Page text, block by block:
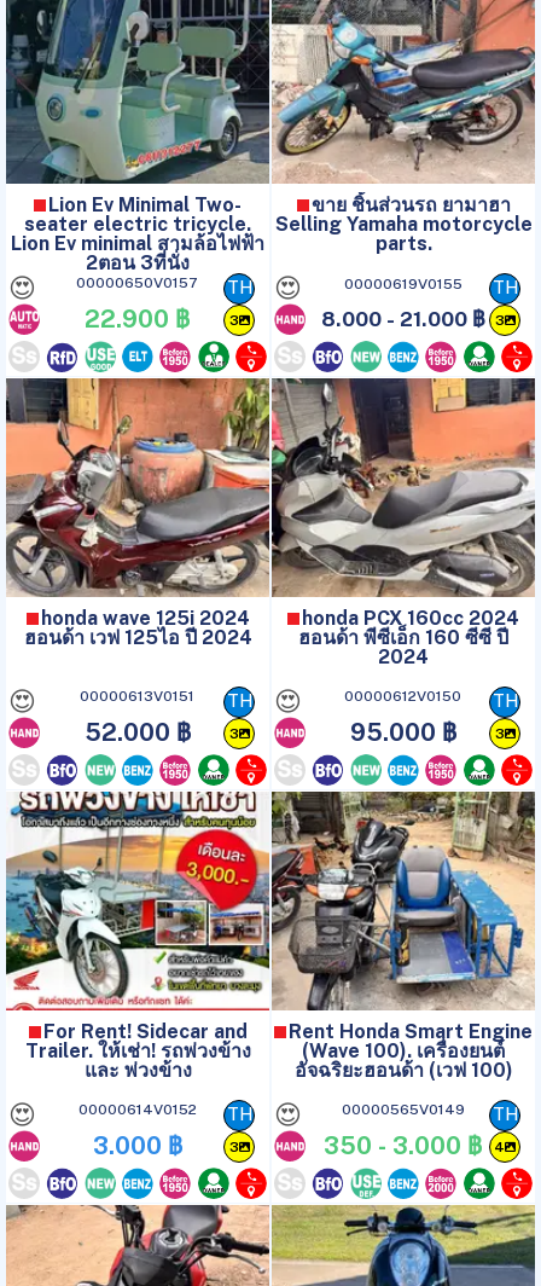
Lion Ev Minimal Two-
seater electric tricycle.
Lion Ev minimal สามล้อไฟฟ้า
2ตอน 3ที่นั่ง
😍 00000650V0157
22.900 ฿
TH
3
ขาย ชิ้นส่วนรถ ยามาฮา
Selling Yamaha motorcycle
parts.
😍 00000619V0155
8.000 - 21.000 ฿
TH
3
honda wave 125i 2024
ฮอนด้า เวฟ 125ไอ ปี 2024
😍 00000613V0151
52.000 ฿
TH
3
honda PCX 160cc 2024
ฮอนด้า พีซีเอ็ก 160 ซีซี ปี
2024
😍 00000612V0150
95.000 ฿
TH
3
For Rent! Sidecar and
Trailer. ให้เช่า! รถพ่วงข้าง
และ พ่วงข้าง
😍 00000614V0152
3.000 ฿
TH
3
Rent Honda Smart Engine
(Wave 100). เครื่องยนต์
อัจฉริยะฮอนด้า (เวฟ 100)
😍 00000565V0149
350 - 3.000 ฿
TH
4